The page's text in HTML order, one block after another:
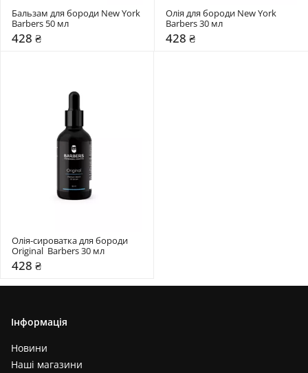
Бальзам для бороди New York
Barbers 50 мл
428 ₴
Олія для бороди New York
Barbers 30 мл
428 ₴
Олія-сироватка для бороди
Original  Barbers 30 мл
428 ₴
Інформація
Новини
Наші магазини